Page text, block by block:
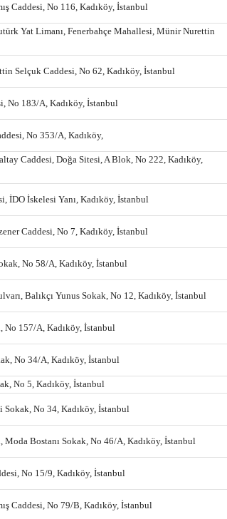
Caddesi, No 116, Kadıköy, İstanbul
Yat Limanı, Fenerbahçe Mahallesi, Münir Nurettin
Selçuk Caddesi, No 62, Kadıköy, İstanbul
No 183/A, Kadıköy, İstanbul
No 353/A, Kadıköy,
Caddesi, Doğa Sitesi, A Blok, No 222, Kadıköy,
İDO İskelesi Yanı, Kadıköy, İstanbul
Caddesi, No 7, Kadıköy, İstanbul
No 58/A, Kadıköy, İstanbul
Balıkçı Yunus Sokak, No 12, Kadıköy, İstanbul
No 157/A, Kadıköy, İstanbul
No 34/A, Kadıköy, İstanbul
No 5, Kadıköy, İstanbul
No 34, Kadıköy, İstanbul
Bostanı Sokak, No 46/A, Kadıköy, İstanbul
No 15/9, Kadıköy, İstanbul
Caddesi, No 79/B, Kadıköy, İstanbul